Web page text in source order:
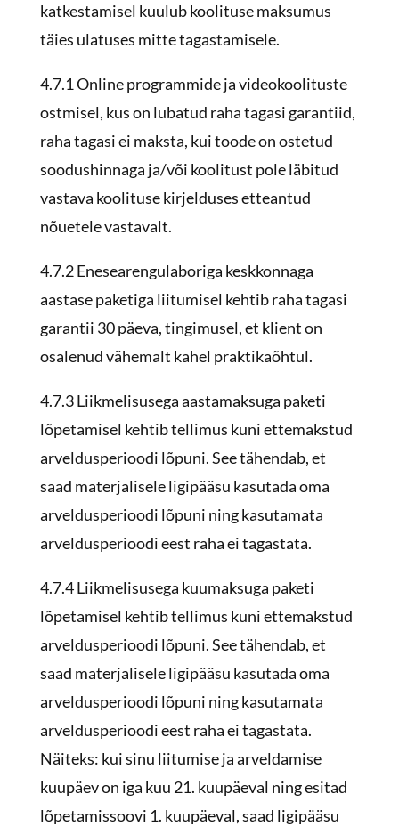
katkestamisel kuulub koolituse maksumus
täies ulatuses mitte tagastamisele.
4.7.1 Online programmide ja videokoolituste
ostmisel, kus on lubatud raha tagasi garantiid,
raha tagasi ei maksta, kui toode on ostetud
soodushinnaga ja/või koolitust pole läbitud
vastava koolituse kirjelduses etteantud
nõuetele vastavalt.
4.7.2 Enesearengulaboriga keskkonnaga
aastase paketiga liitumisel kehtib raha tagasi
garantii 30 päeva, tingimusel, et klient on
osalenud vähemalt kahel praktikaõhtul.
4.7.3Liikmelisusega aastamaksuga paketi
lõpetamisel kehtib tellimus kuni ettemakstud
arveldusperioodi lõpuni. See tähendab, et
saad materjalisele ligipääsu kasutada oma
arveldusperioodi lõpuni ning kasutamata
arveldusperioodi eest raha ei tagastata.
4.7.4Liikmelisusega kuumaksuga paketi
lõpetamisel kehtib tellimus kuni ettemakstud
arveldusperioodi lõpuni. See tähendab, et
saad materjalisele ligipääsu kasutada oma
arveldusperioodi lõpuni ning kasutamata
arveldusperioodi eest raha ei tagastata.
Näiteks: kui sinu liitumise ja arveldamise
kuupäev on iga kuu 21. kuupäeval ning esitad
lõpetamissoovi 1. kuupäeval, saad ligipääsu